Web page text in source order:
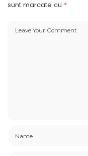
sunt marcate cu *